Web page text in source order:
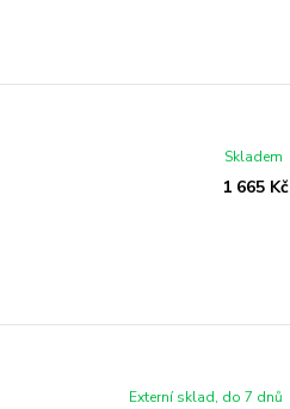
1 665 Kč
Skladem
Externí sklad, do 7 dnů